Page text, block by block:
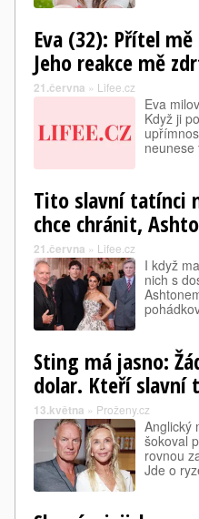
Eva (32): Přítel
Jeho reakce mě
21.června » Lifee.cz
Eva
Když ji
Tito slavní tatínci
chce chránit,
21.června » Lifee.cz
I když
nich s
Sting má jasno:
dolar. Kteří slavní
13.května » Proženy.cz
Anglický
šokoval
rovnou
Jde o